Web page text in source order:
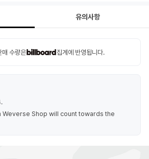
유의사항
수량은 집계에 반영됩니다.
Weverse Shop will count towards the